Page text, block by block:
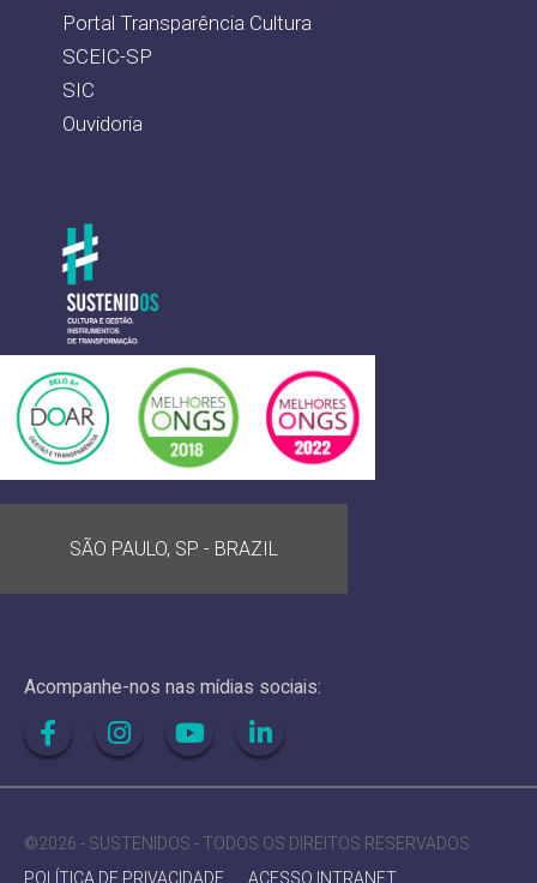
Portal Transparência Cultura
SCEIC-SP
SIC
Ouvidoria
SÃO PAULO, SP - BRAZIL
Acompanhe-nos nas mídias sociais:
©2026 - SUSTENIDOS - TODOS OS DIREITOS RESERVADOS
POLÍTICA DE PRIVACIDADE
ACESSO INTRANET